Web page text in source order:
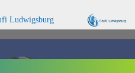
Ludwigsburg